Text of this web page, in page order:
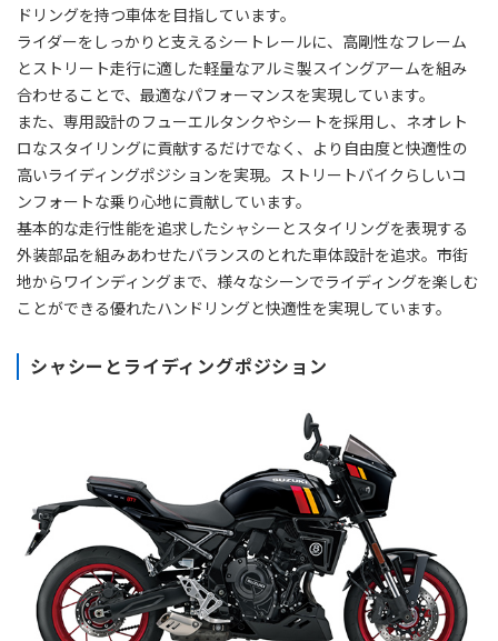
ドリングを持つ車体を目指しています。
ライダーをしっかりと支えるシートレールに、高剛性なフレーム
とストリート走行に適した軽量なアルミ製スイングアームを組み
合わせることで、最適なパフォーマンスを実現しています。
また、専用設計のフューエルタンクやシートを採用し、ネオレト
ロなスタイリングに貢献するだけでなく、より自由度と快適性の
高いライディングポジションを実現。ストリートバイクらしいコ
ンフォートな乗り心地に貢献しています。
基本的な走行性能を追求したシャシーとスタイリングを表現する
外装部品を組みあわせたバランスのとれた車体設計を追求。市街
地からワインディングまで、様々なシーンでライディングを楽しむ
ことができる優れたハンドリングと快適性を実現しています。
シャシーとライディングポジション